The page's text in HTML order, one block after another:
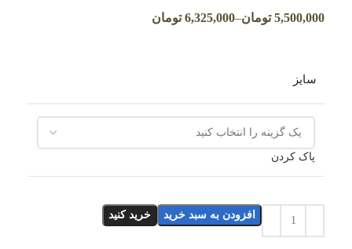
5,500,000 تومان–
6,325,000 تومان
سایز
پاک کردن
افزودن به سبد خرید خرید کنید